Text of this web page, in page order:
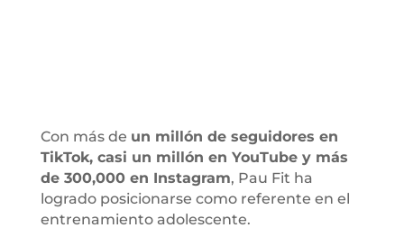
Con más de un millón de seguidores en
TikTok, casi un millón en YouTube y más
de 300,000 en Instagram, Pau Fit ha
logrado posicionarse como referente en el
entrenamiento adolescente.